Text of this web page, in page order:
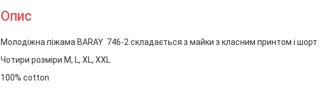
Опис
Молодіжна піжама BARAY 746-2 складається з майки з класним принтом і шорт
Чотири розміри M, L, XL, XXL
100% cotton